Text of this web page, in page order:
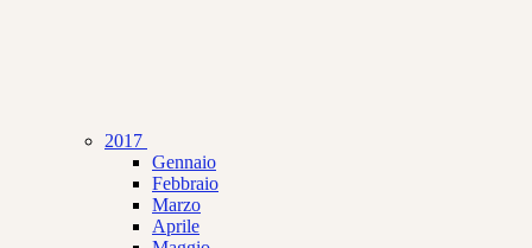
2017
Gennaio
Febbraio
Marzo
Aprile